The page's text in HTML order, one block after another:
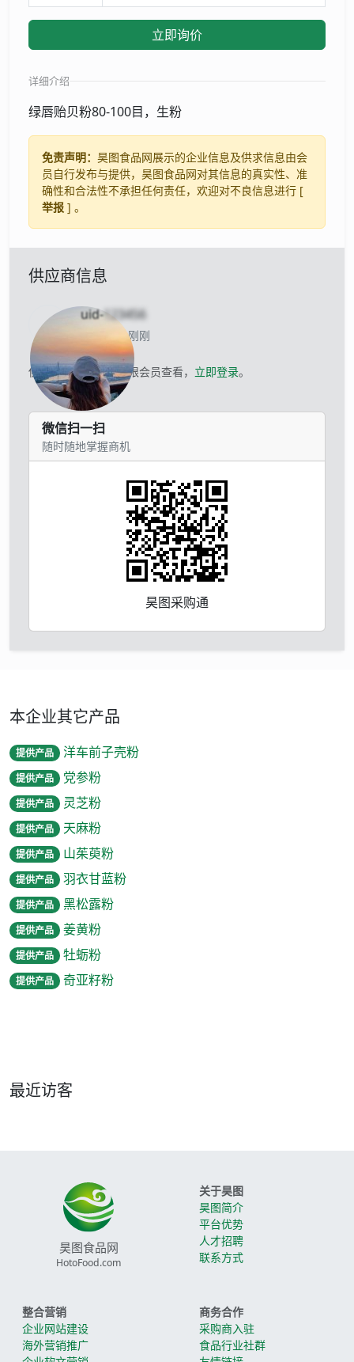
立即询价
详细介绍
绿唇贻贝粉80-100目，生粉
免责声明： 昊图食品网展示的企业信息及供求信息由会
员自行发布与提供，昊图食品网对其信息的真实性、准
确性和合法性不承担任何责任，欢迎对不良信息进行 [
举报 ] 。
供应商信息
uid-123456
当前离线 刚刚
供应商的联系方式仅限会员查看， 立即登录。
微信扫一扫
随时随地掌握商机
昊图采购通
本企业其它产品
提供产品 洋车前子壳粉
提供产品 党参粉
提供产品 灵芝粉
提供产品 天麻粉
提供产品 山茱萸粉
提供产品 羽衣甘蓝粉
提供产品 黑松露粉
提供产品 姜黄粉
提供产品 牡蛎粉
提供产品 奇亚籽粉
最近访客
昊图食品网
HotoFood.com
关于昊图
昊图简介
平台优势
人才招聘
联系方式
整合营销
企业网站建设
海外营销推广
商务合作
采购商入驻
食品行业社群